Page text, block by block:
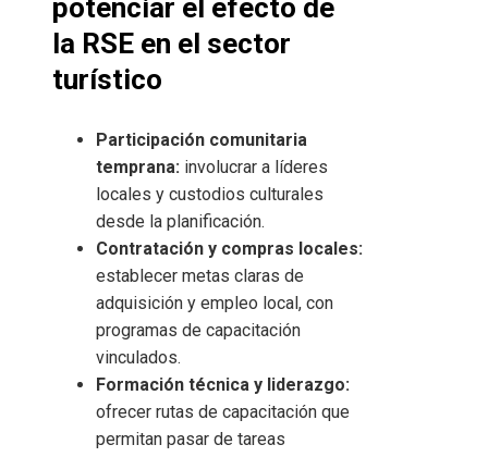
potenciar el efecto de
la RSE en el sector
turístico
Participación comunitaria
temprana: involucrar a líderes
locales y custodios culturales
desde la planificación.
Contratación y compras locales:
establecer metas claras de
adquisición y empleo local, con
programas de capacitación
vinculados.
Formación técnica y liderazgo:
ofrecer rutas de capacitación que
permitan pasar de tareas